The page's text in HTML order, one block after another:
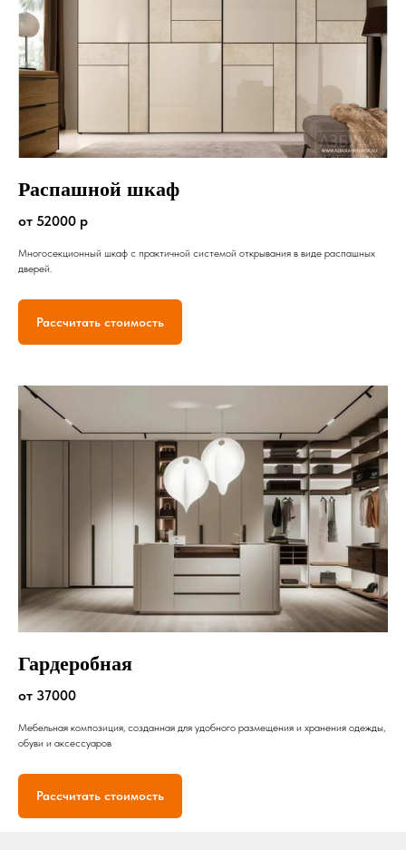
Распашной шкаф
от 52000 р
Многосекционный шкаф с практичной системой открывания в виде распашных
дверей.
Рассчитать стоимость
Гардеробная
от 37000
Мебельная композиция, созданная для удобного размещения и хранения одежды,
обуви и аксессуаров
Рассчитать стоимость